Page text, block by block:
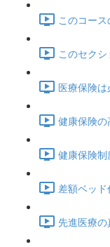
このコー
このセク
医療保険
健康保険
健康保険
差額ベッ
先進医療